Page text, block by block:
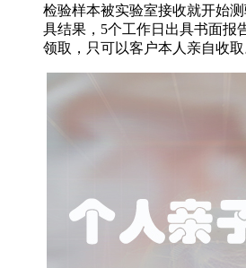
检验样本被实验室接收就开始
具结果，5个工作日出具书面报
领取，只可以客户本人亲自收取